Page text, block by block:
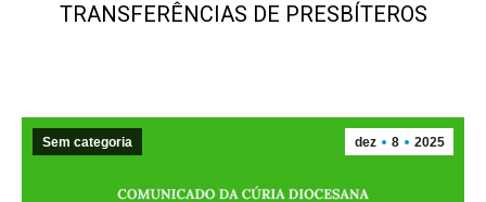
TRANSFERÊNCIAS DE PRESBÍTEROS
dez 8 2025
Sem categoria